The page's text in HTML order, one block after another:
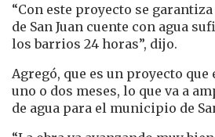
“Con este proyecto se
de San Juan cuente con agua
los barrios 24 horas”, dijo.
Agregó, que es un proyecto
uno o dos meses, lo que va a
de agua para el municipio de